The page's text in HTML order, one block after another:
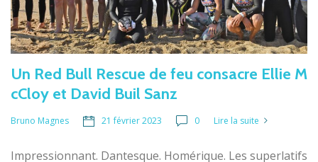
Un Red Bull Rescue de feu consacre Ellie M
cCloy et David Buil Sanz
Bruno Magnes 21 février 2023 0 Lire la suite
Impressionnant. Dantesque. Homérique. Les superlatifs